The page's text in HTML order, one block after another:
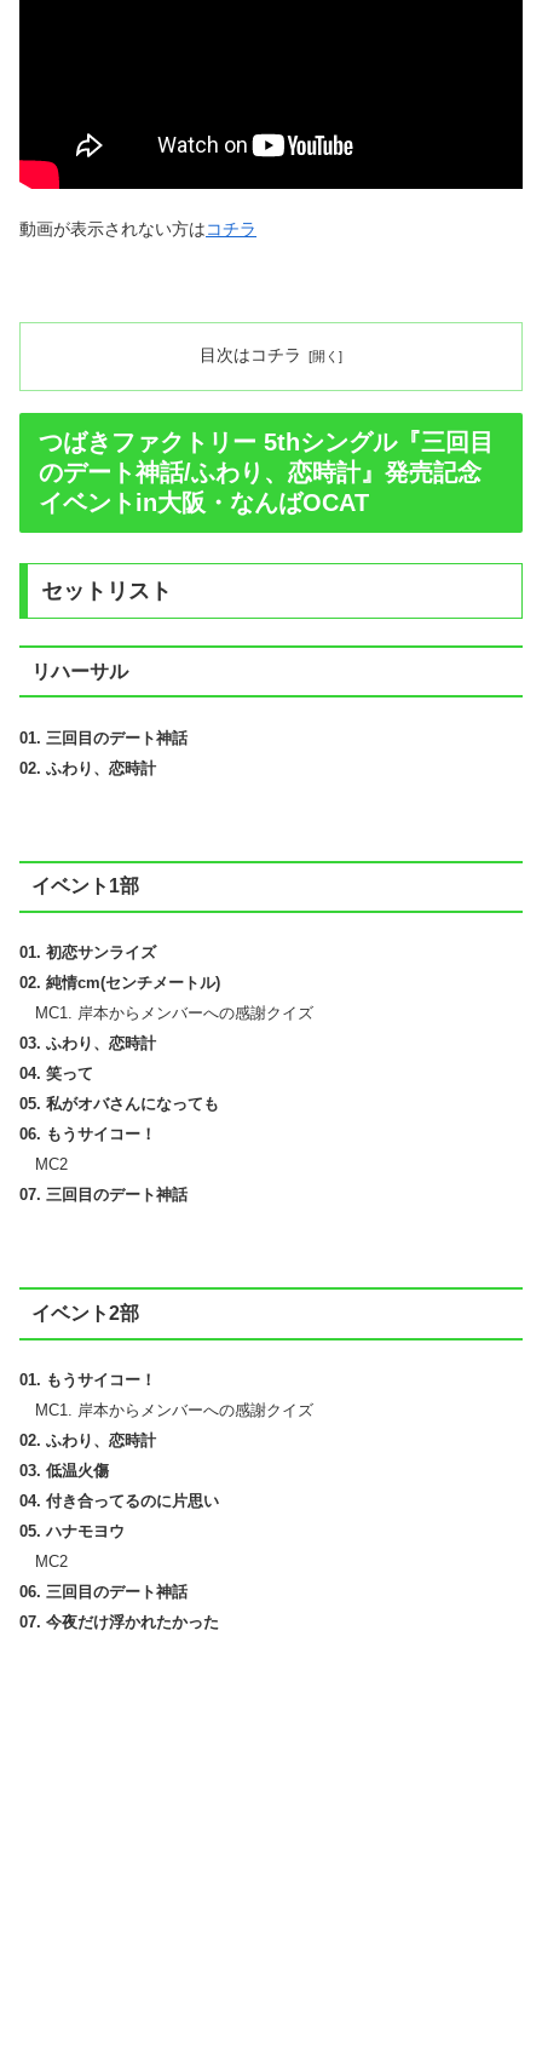
動画が表示されない方はコチラ
目次はコチラ
つばきファクトリー 5thシングル『三回目
のデート神話/ふわり、恋時計』発売記念
イベントin大阪・なんばOCAT
セットリスト
リハーサル
01. 三回目のデート神話
02. ふわり、恋時計
イベント1部
01. 初恋サンライズ
02. 純情cm(センチメートル)
MC1. 岸本からメンバーへの感謝クイズ
03. ふわり、恋時計
04. 笑って
05. 私がオバさんになっても
06. もうサイコー！
MC2
07. 三回目のデート神話
イベント2部
01. もうサイコー！
MC1. 岸本からメンバーへの感謝クイズ
02. ふわり、恋時計
03. 低温火傷
04. 付き合ってるのに片思い
05. ハナモヨウ
MC2
06. 三回目のデート神話
07. 今夜だけ浮かれたかった